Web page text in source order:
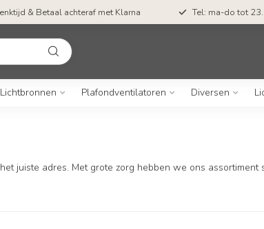
& Betaal achteraf met Klarna Tel: ma-do tot
Lichtbronnen Plafondventilatoren Diversen
juiste adres. Met grote zorg hebben we ons